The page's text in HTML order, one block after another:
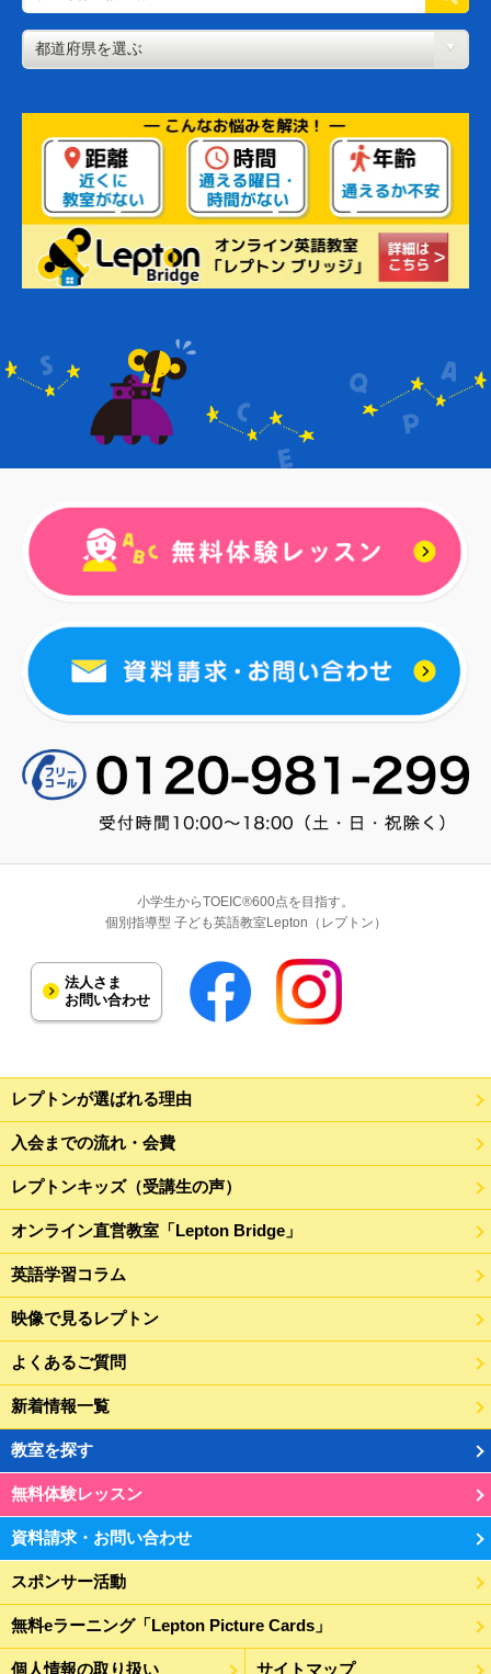
小学生からTOEIC®600点を目指す。
個別指導型 子ども英語教室Lepton（レプトン）
法人さま
お問い合わせ
レプトンが選ばれる理由
入会までの流れ・会費
レプトンキッズ（受講生の声）
オンライン直営教室「Lepton Bridge」
英語学習コラム
映像で見るレプトン
よくあるご質問
新着情報一覧
教室を探す
無料体験レッスン
資料請求・お問い合わせ
スポンサー活動
無料eラーニング「Lepton Picture Cards」
個人情報の取り扱い サイトマップ